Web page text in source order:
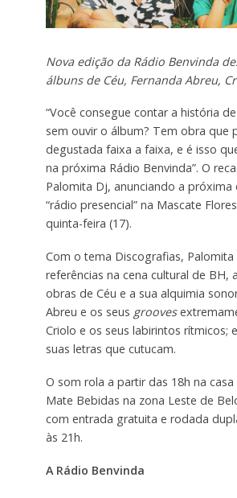
Nova edição da Rádio Benvinda
álbuns de Céu, Fernanda Abreu,
“Você consegue contar a história
sem ouvir o álbum? Tem obra que
degustada faixa a faixa, e é isso
na próxima Rádio Benvinda”. O
Palomita Dj, anunciando a próxima
“rádio presencial” na Mascate
quinta-feira (17).
Com o tema Discografias, Palomita
referências na cena cultural de BH,
obras de Céu e a sua alquimia
Abreu e os seus grooves
Criolo e os seus labirintos rítmicos;
suas letras que cutucam.
O som rola a partir das 18h na casa
Mate Bebidas na zona Leste de
com entrada gratuita e rodada
às 21h.
A Rádio Benvinda